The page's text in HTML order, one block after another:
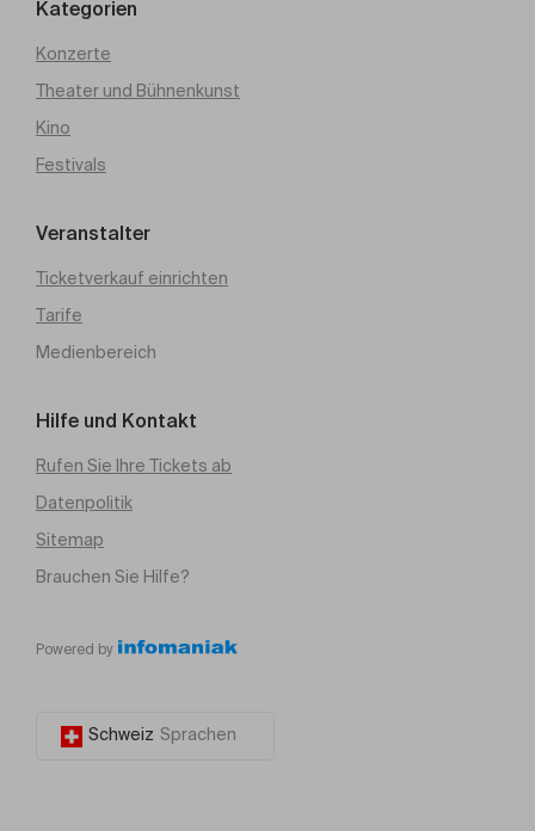
Kategorien
Konzerte
Theater und Bühnenkunst
Kino
Festivals
Veranstalter
Ticketverkauf einrichten
Tarife
Medienbereich
Hilfe und Kontakt
Rufen Sie Ihre Tickets ab
Datenpolitik
Sitemap
Brauchen Sie Hilfe?
Powered by
Schweiz Sprachen